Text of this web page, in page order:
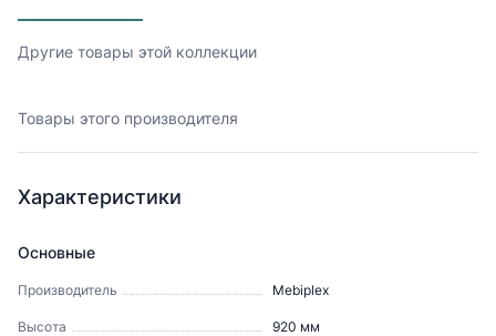
Другие товары этой коллекции
Товары этого производителя
Характеристики
Основные
Производитель Mebiрlex
Высота 920 мм